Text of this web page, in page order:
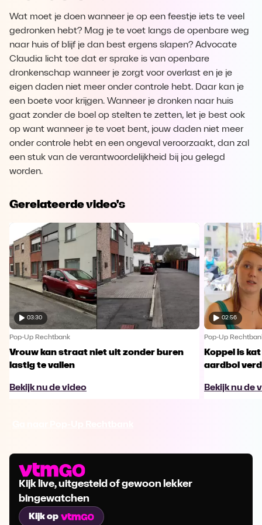
Wat moet je doen wanneer je op een feestje iets te veel
gedronken hebt? Mag je te voet langs de openbare weg
naar huis of blijf je dan best ergens slapen? Advocate
Claudia licht toe dat er sprake is van openbare
dronkenschap wanneer je zorgt voor overlast en je je
eigen daden niet meer onder controle hebt. Daar kan je
een boete voor krijgen. Wanneer je dronken naar huis
gaat zonder de boel op stelten te zetten, let je best ook
op want wanneer je te voet bent, jouw daden niet meer
onder controle hebt en een ongeval veroorzaakt, dan zal
een stuk van de verantwoordelijkheid bij jou gelegd
worden.
Gerelateerde video's
03:30
Pop-Up Rechtbank
Vrouw kan straat niet uit zonder buren
lastig te vallen
Bekijk nu de video
02:56
Pop-Up
Koppel is
aardbol
Bekijk nu de
Kijk live, uitgesteld of gewoon lekker
bingewatchen
Kijk op